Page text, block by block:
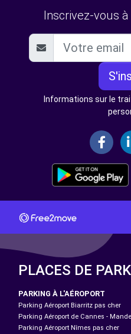
Inscrivez-vous
Informations sur le
PLACES DE
PARKING À L'AÉROPORT
Parking Aéroport Biarritz pas cher
Parking Aéroport de Cannes -
Parking Aéroport Nîmes pas cher